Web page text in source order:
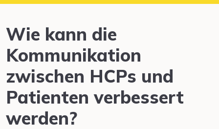
Betroffenen und medizinischem Fachpersonal, ist
Wie kann die
Kommunikation
zwischen HCPs und
Patienten verbessert
werden?